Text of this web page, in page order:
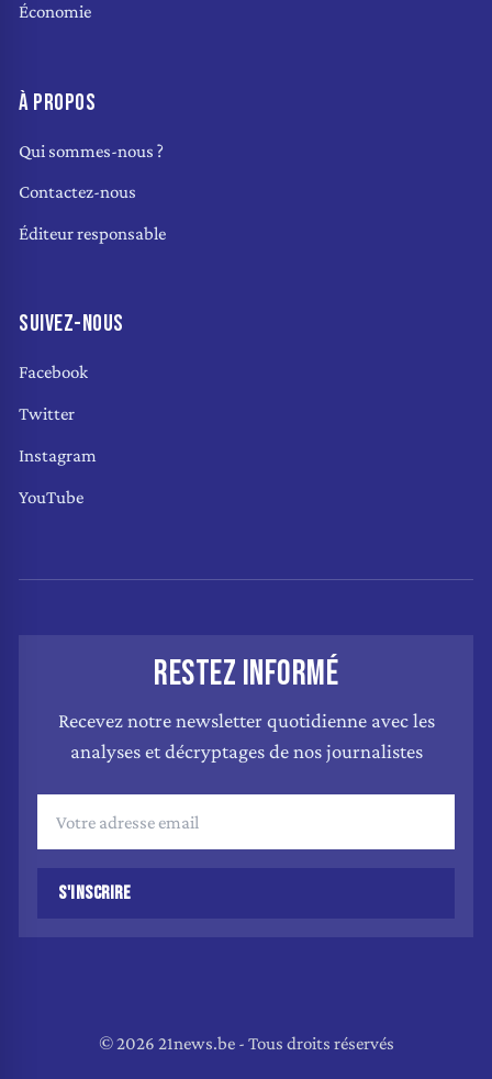
Économie
À PROPOS
Qui sommes-nous ?
Contactez-nous
Éditeur responsable
SUIVEZ-NOUS
Facebook
Twitter
Instagram
YouTube
RESTEZ INFORMÉ
Recevez notre newsletter quotidienne avec les
analyses et décryptages de nos journalistes
S'INSCRIRE
© 2026 21news.be - Tous droits réservés